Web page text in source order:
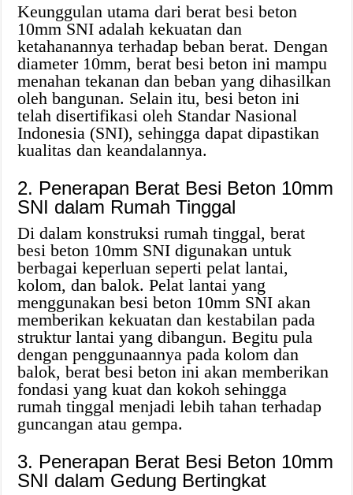
Keunggulan utama dari berat besi beton
10mm SNI adalah kekuatan dan
ketahanannya terhadap beban berat. Dengan
diameter 10mm, berat besi beton ini mampu
menahan tekanan dan beban yang dihasilkan
oleh bangunan. Selain itu, besi beton ini
telah disertifikasi oleh Standar Nasional
Indonesia (SNI), sehingga dapat dipastikan
kualitas dan keandalannya.
2. Penerapan Berat Besi Beton 10mm
SNI dalam Rumah Tinggal
Di dalam konstruksi rumah tinggal, berat
besi beton 10mm SNI digunakan untuk
berbagai keperluan seperti pelat lantai,
kolom, dan balok. Pelat lantai yang
menggunakan besi beton 10mm SNI akan
memberikan kekuatan dan kestabilan pada
struktur lantai yang dibangun. Begitu pula
dengan penggunaannya pada kolom dan
balok, berat besi beton ini akan memberikan
fondasi yang kuat dan kokoh sehingga
rumah tinggal menjadi lebih tahan terhadap
guncangan atau gempa.
3. Penerapan Berat Besi Beton 10mm
SNI dalam Gedung Bertingkat